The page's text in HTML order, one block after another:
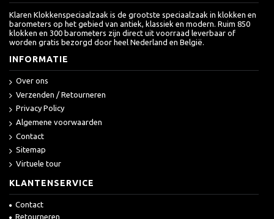
Klaren Klokkenspeciaalzaak is de grootste speciaalzaak in klokken en
barometers op het gebied van antiek, klassiek en modern. Ruim 850
klokken en 300 barometers zijn direct uit voorraad leverbaar of
worden gratis bezorgd door heel Nederland en België.
INFORMATIE
Over ons
Verzenden / Retourneren
Privacy Policy
Algemene voorwaarden
Contact
Sitemap
Virtuele tour
KLANTENSERVICE
Contact
Retourneren